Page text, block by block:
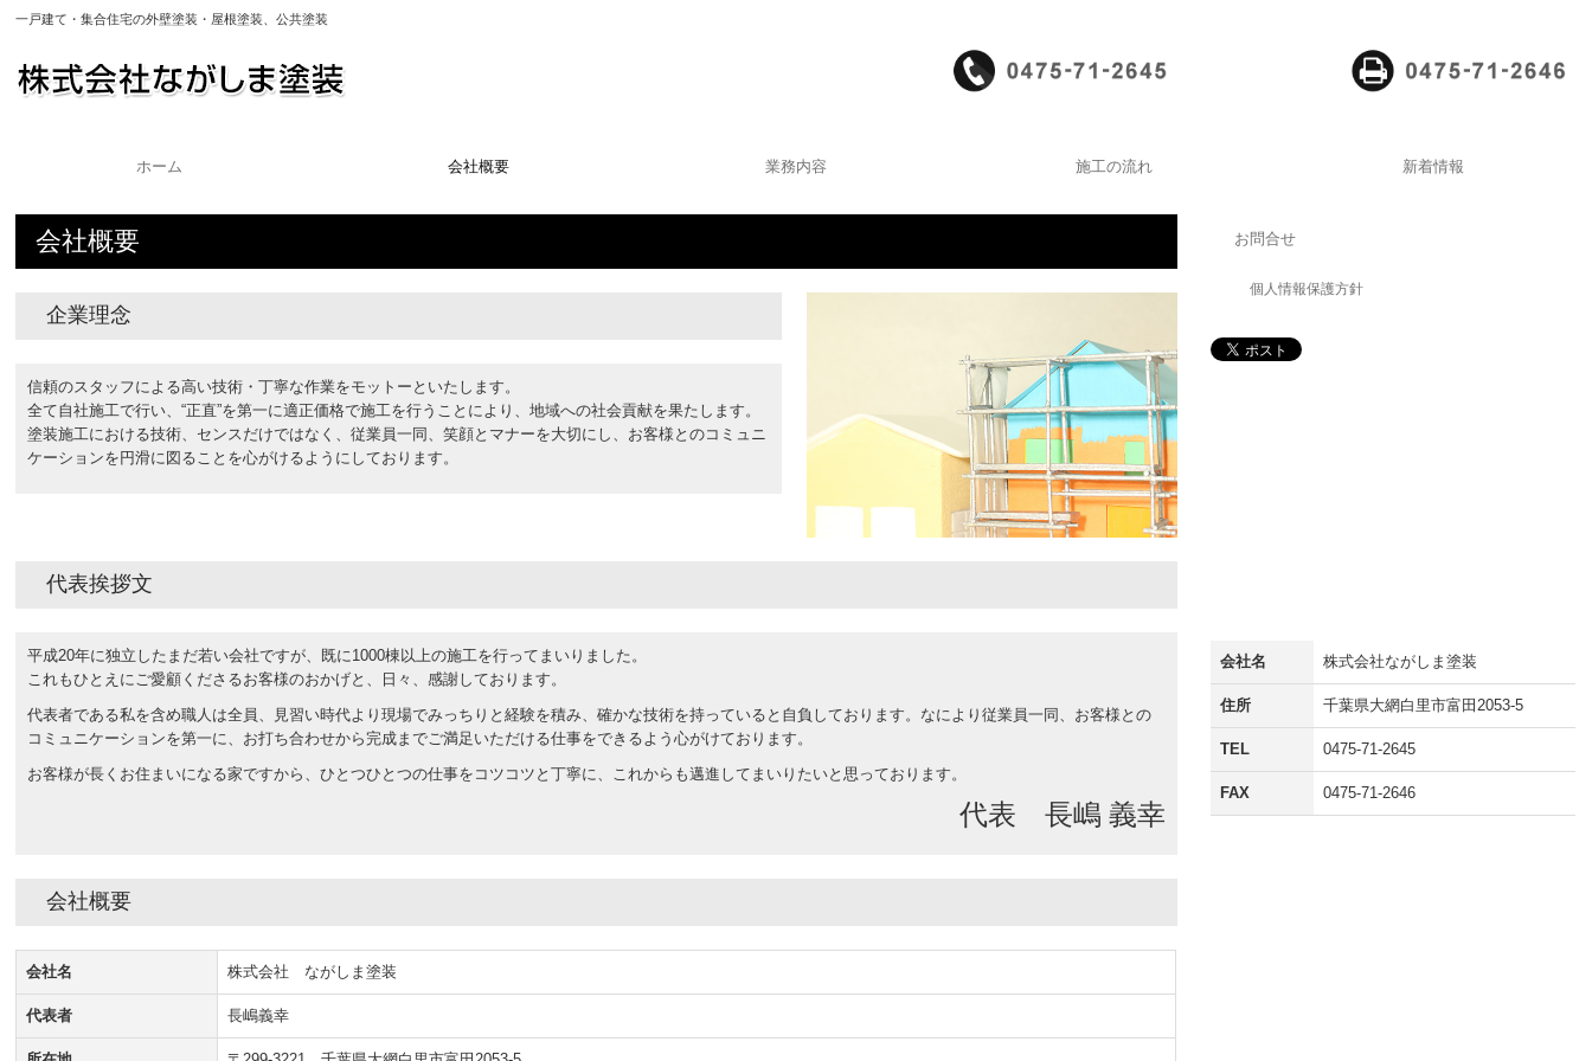
一戸建て・集合住宅の外壁塗装・屋根塗装、公共塗装
ホーム 会社概要 業務内容 施工の流れ 新着情報
会社概要
企業理念
信頼のスタッフによる高い技術・丁寧な作業をモットーといたします。
全て自社施工で行い、“正直”を第一に適正価格で施工を行うことにより、地域への社会貢献を果たします。
塗装施工における技術、センスだけではなく、従業員一同、笑顔とマナーを大切にし、お客様とのコミュニ
ケーションを円滑に図ることを心がけるようにしております。
代表挨拶文
平成20年に独立したまだ若い会社ですが、既に1000棟以上の施工を行ってまいりました。
これもひとえにご愛顧くださるお客様のおかげと、日々、感謝しております。
代表者である私を含め職人は全員、見習い時代より現場でみっちりと経験を積み、確かな技術を持っていると自負しております。なにより従業員一同、お客様との
コミュニケーションを第一に、お打ち合わせから完成までご満足いただける仕事をできるよう心がけております。
お客様が長くお住まいになる家ですから、ひとつひとつの仕事をコツコツと丁寧に、これからも邁進してまいりたいと思っております。
代表 長嶋 義幸
会社概要
会社名 株式会社 ながしま塗装
代表者 長嶋義幸
お問合せ
個人情報保護方針
会社名 株式会社ながしま塗装
住所 千葉県大網白里市富田2053-5
TEL 0475-71-2645
FAX 0475-71-2646